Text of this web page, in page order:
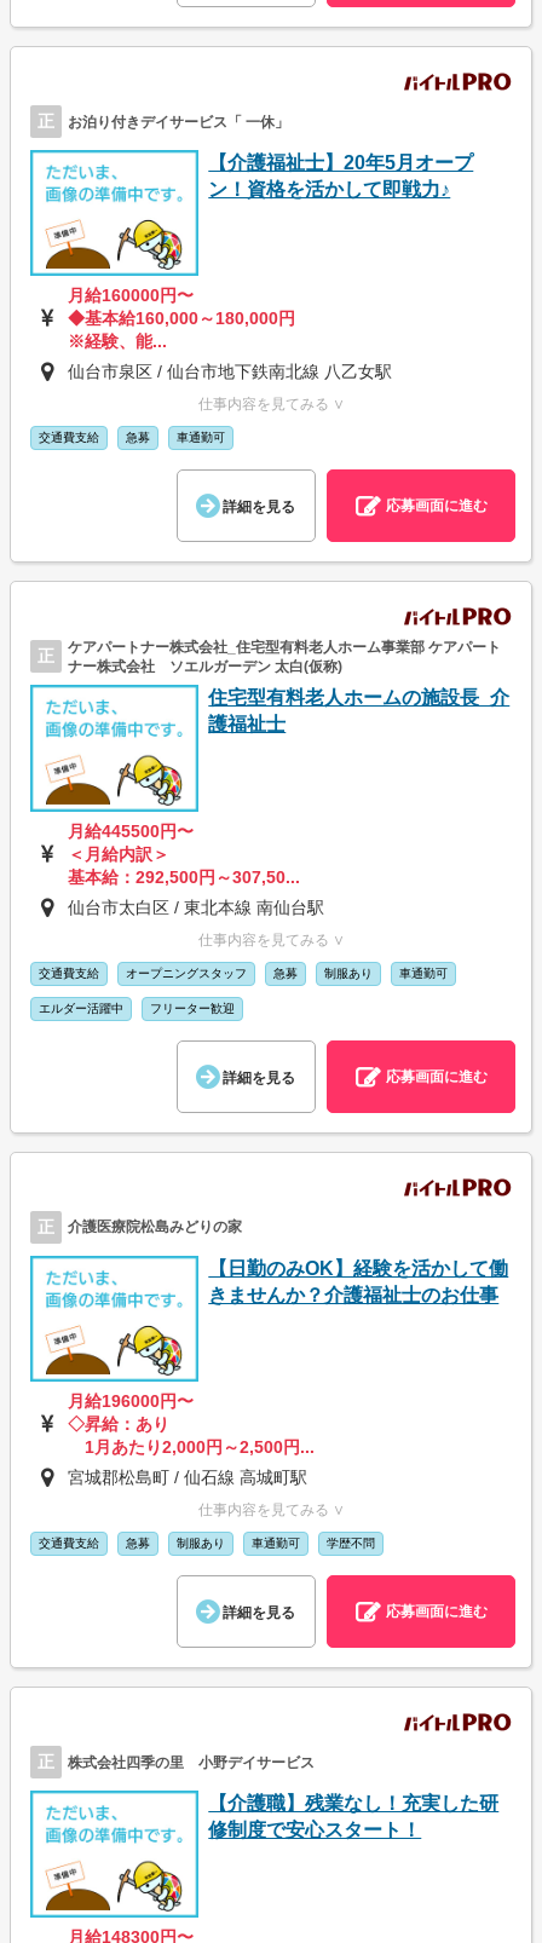
正 お泊り付きデイサービス「 一休」
【介護福祉士】20年5月オープ
ン！資格を活かして即戦力♪
月給160000円〜
◆基本給160,000～180,000円
※経験、能...
仙台市泉区 / 仙台市地下鉄南北線 八乙女駅
仕事内容を見てみる ∨
交通費支給 急募 車通勤可
詳細を見る 応募画面に進む
正
ケアパートナー株式会社_住宅型有料老人ホーム事業部 ケアパート
ナー株式会社 ソエルガーデン 太白(仮称)
住宅型有料老人ホームの施設長_介
護福祉士
月給445500円〜
＜月給内訳＞
基本給：292,500円～307,50...
仙台市太白区 / 東北本線 南仙台駅
仕事内容を見てみる ∨
交通費支給 オープニングスタッフ 急募 制服あり 車通勤可
エルダー活躍中 フリーター歓迎
詳細を見る 応募画面に進む
正 介護医療院松島みどりの家
【日勤のみOK】経験を活かして働
きませんか？介護福祉士のお仕事
月給196000円〜
◇昇給：あり
1月あたり2,000円～2,500円...
宮城郡松島町 / 仙石線 高城町駅
仕事内容を見てみる ∨
交通費支給 急募 制服あり 車通勤可 学歴不問
詳細を見る 応募画面に進む
正 株式会社四季の里 小野デイサービス
【介護職】残業なし！充実した研
修制度で安心スタート！
月給148300円〜